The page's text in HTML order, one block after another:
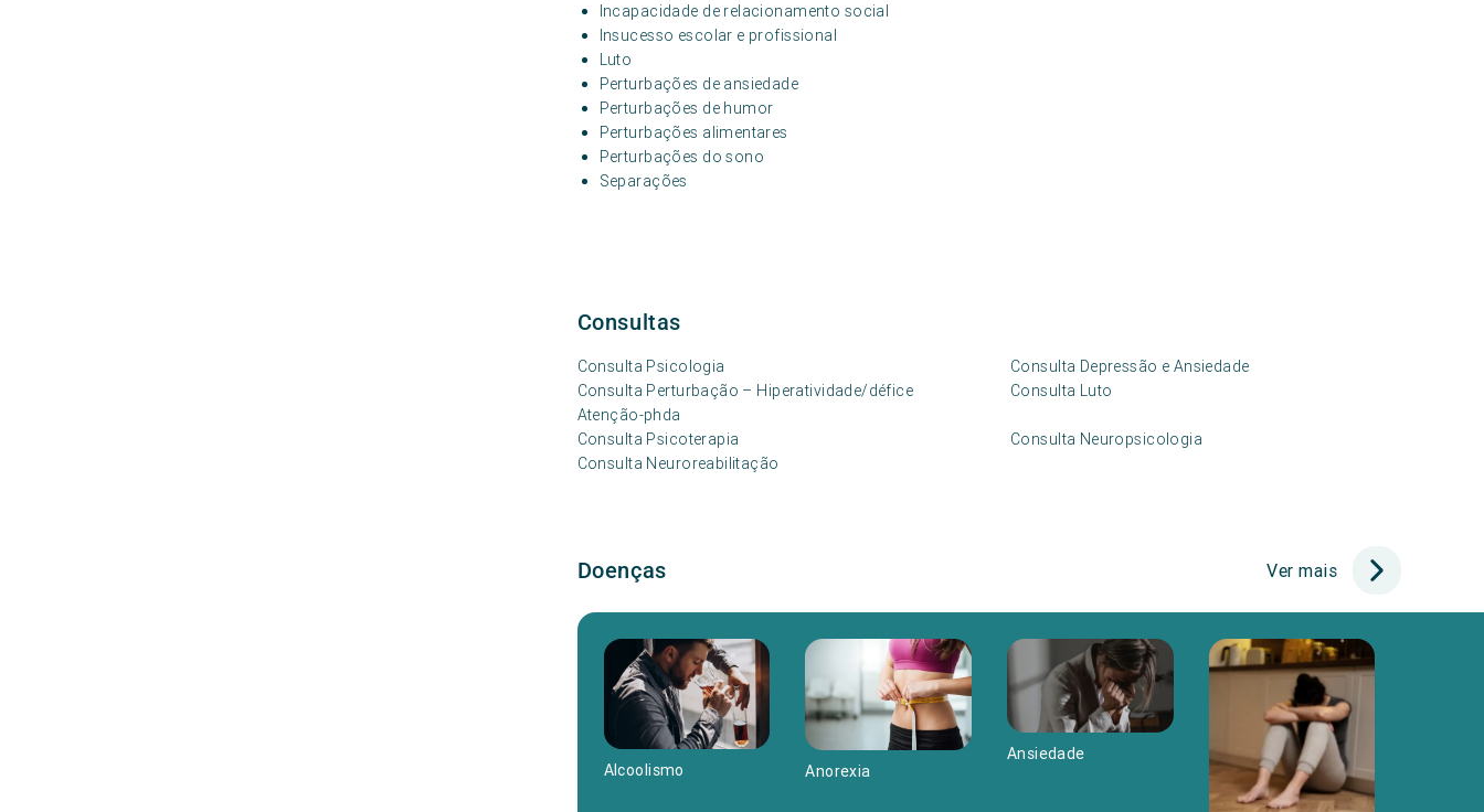
Incapacidade de relacionamento social
Insucesso escolar e profissional
Luto
Perturbações de ansiedade
Perturbações de humor
Perturbações alimentares
Perturbações do sono
Separações
Consultas
Consulta Psicologia
Consulta Depressão e Ansiedade
Consulta Perturbação – Hiperatividade/défice
Atenção-phda
Consulta Luto
Consulta Psicoterapia
Consulta Neuropsicologia
Consulta Neuroreabilitação
Doenças Ver mais
Alcoolismo Anorexia
Ansiedade